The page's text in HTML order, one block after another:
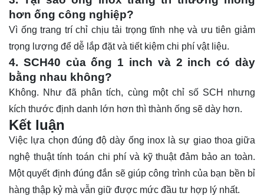
hơn ống công nghiệp?
Vì ống trang trí chỉ chịu tải trọng tĩnh nhẹ và ưu tiên giảm
trọng lượng để dễ lắp đặt và tiết kiệm chi phí vật liệu.
4. SCH40 của ống 1 inch và 2 inch có dày
bằng nhau không?
Không. Như đã phân tích, cùng một chỉ số SCH nhưng
kích thước định danh lớn hơn thì thành ống sẽ dày hơn.
Kết luận
Việc lựa chọn đúng độ dày ống inox là sự giao thoa giữa
nghệ thuật tính toán chi phí và kỹ thuật đảm bảo an toàn.
Một quyết định đúng đắn sẽ giúp công trình của bạn bền bỉ
hàng thập kỷ mà vẫn giữ được mức đầu tư hợp lý nhất.